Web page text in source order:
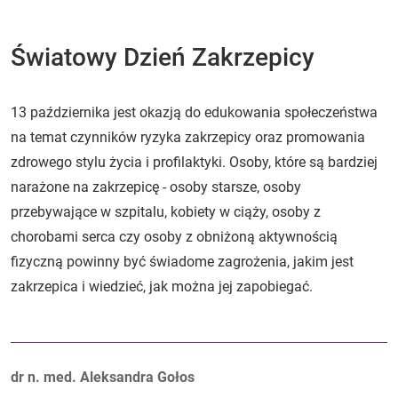
Światowy Dzień Zakrzepicy
13 października jest okazją do edukowania społeczeństwa
na temat czynników ryzyka zakrzepicy oraz promowania
zdrowego stylu życia i profilaktyki. Osoby, które są bardziej
narażone na zakrzepicę - osoby starsze, osoby
przebywające w szpitalu, kobiety w ciąży, osoby z
chorobami serca czy osoby z obniżoną aktywnością
fizyczną powinny być świadome zagrożenia, jakim jest
zakrzepica i wiedzieć, jak można jej zapobiegać.
Autorzy:
dr n. med. Aleksandra Gołos